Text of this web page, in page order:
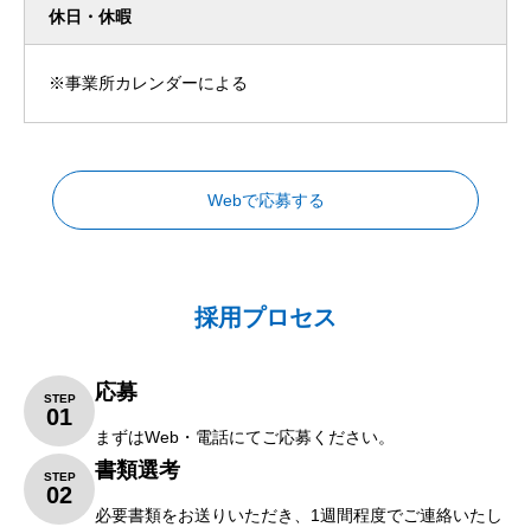
休日・休暇
※事業所カレンダーによる
Webで応募する
採用プロセス
STEP
01
応募
まずはWeb・電話にてご応募ください。
STEP
02
書類選考
必要書類をお送りいただき、1週間程度でご連絡いたし